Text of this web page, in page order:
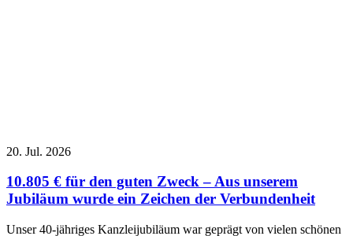
20. Jul. 2026
10.805 € für den guten Zweck – Aus unserem
Jubiläum wurde ein Zeichen der Verbundenheit
Unser 40-jähriges Kanzleijubiläum war geprägt von vielen schönen